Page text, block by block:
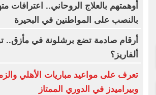
أوهمتهم بالعلاج الروحاني.. اعترافات
بالنصب على المواطنين في البحيرة
أرقام صادمة تضع برشلونة في مأزق..
ألفاريز؟
تعرف على مواعيد مباريات الأهلي
وبيراميدز في الدوري الممتاز